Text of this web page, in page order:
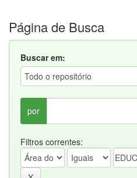
Página de Busca
Buscar em:
por
Filtros correntes: